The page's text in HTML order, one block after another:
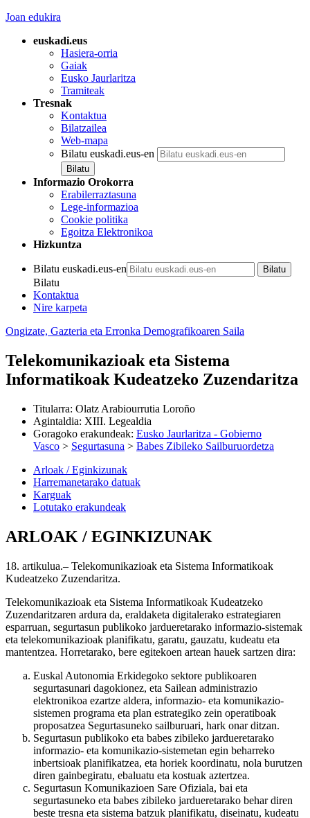
Joan edukira
euskadi.eus
Hasiera-orria
Gaiak
Eusko Jaurlaritza
Tramiteak
Tresnak
Kontaktua
Bilatzailea
Web-mapa
Bilatu euskadi.eus-en
Informazio Orokorra
Erabilerraztasuna
Lege-informazioa
Cookie politika
Egoitza Elektronikoa
Hizkuntza
Bilatu euskadi.eus-en
Bilatu
Kontaktua
Nire karpeta
Ongizate, Gazteria eta Erronka Demografikoaren Saila
Telekomunikazioak eta Sistema
Informatikoak Kudeatzeko Zuzendaritza
Titularra: Olatz Arabiourrutia Loroño
Agintaldia: XIII. Legealdia
Goragoko erakundeak: Eusko Jaurlaritza - Gobierno
Vasco > Segurtasuna > Babes Zibileko Sailburuordetza
Arloak / Eginkizunak
Harremanetarako datuak
Karguak
Lotutako erakundeak
ARLOAK / EGINKIZUNAK
18. artikulua.– Telekomunikazioak eta Sistema Informatikoak
Kudeatzeko Zuzendaritza.
Telekomunikazioak eta Sistema Informatikoak Kudeatzeko
Zuzendaritzaren ardura da, eraldaketa digitalerako estrategiaren
esparruan, segurtasun publikoko jardueretarako informazio-sistemak
eta telekomunikazioak planifikatu, garatu, gauzatu, kudeatu eta
mantentzea. Horretarako, bere egitekoen artean hauek sartzen dira:
Euskal Autonomia Erkidegoko sektore publikoaren
segurtasunari dagokionez, eta Sailean administrazio
elektronikoa ezartze aldera, informazio- eta komunikazio-
sistemen programa eta plan estrategiko zein operatiboak
proposatzea Segurtasuneko sailburuari, hark onar ditzan.
Segurtasun publikoko eta babes zibileko jardueretarako
informazio- eta komunikazio-sistemetan egin beharreko
inbertsioak planifikatzea, eta horiek koordinatu, nola burutzen
diren gainbegiratu, ebaluatu eta kostuak aztertzea.
Segurtasun Komunikazioen Sare Ofiziala, bai eta
segurtasuneko eta babes zibileko jardueretarako behar diren
beste tresna eta sistema batzuk planifikatu, diseinatu, kudeatu